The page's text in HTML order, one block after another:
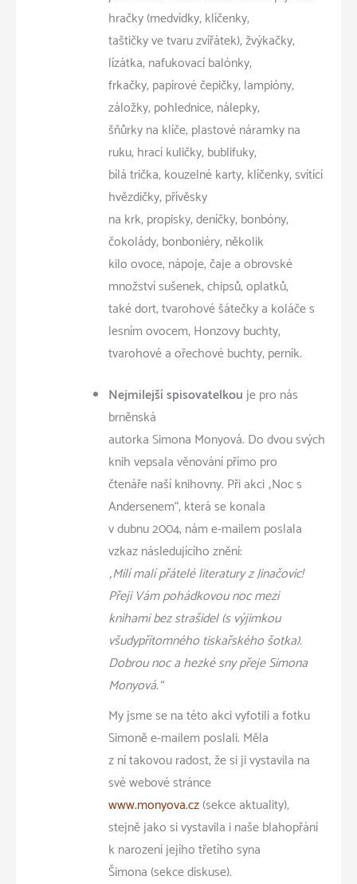
hračky (medvídky, klíčenky,
taštičky ve tvaru zvířátek), žvýkačky,
lízátka, nafukovací balónky,
frkačky, papírové čepičky, lampióny,
záložky, pohlednice, nálepky,
šňůrky na klíče, plastové náramky na
ruku, hrací kuličky, bublifuky,
bílá trička, kouzelné karty, klíčenky, svítící
hvězdičky, přívěsky
na krk, propisky, deníčky, bonbóny,
čokolády, bonboniéry, několik
kilo ovoce, nápoje, čaje a obrovské
množství sušenek, chipsů, oplatků,
také dort, tvarohové šátečky a koláče s
lesním ovocem, Honzovy buchty,
tvarohové a ořechové buchty, perník.
Nejmilejší spisovatelkouje pro nás
brněnská
autorka Simona Monyová. Do dvou svých
knih vepsala věnování přímo pro
čtenáře naší knihovny. Při akci „Noc s
Andersenem“, která se konala
v dubnu 2004, nám e-mailem poslala
vzkaz následujícího znění:
„Milí malí přátelé literatury z Jinačovic!
Přeji Vám pohádkovou noc mezi
knihami bez strašidel (s výjimkou
všudypřítomného tiskařského šotka).
Dobrou noc a hezké sny přeje Simona
Monyová.“
My jsme se na této akci vyfotili a fotku
Simoně e-mailem poslali. Měla
z ní takovou radost, že si ji vystavila na
své webové stránce
www.monyova.cz(sekce aktuality),
stejně jako si vystavila i naše blahopřání
k narození jejího třetího syna
Šimona (sekce diskuse).